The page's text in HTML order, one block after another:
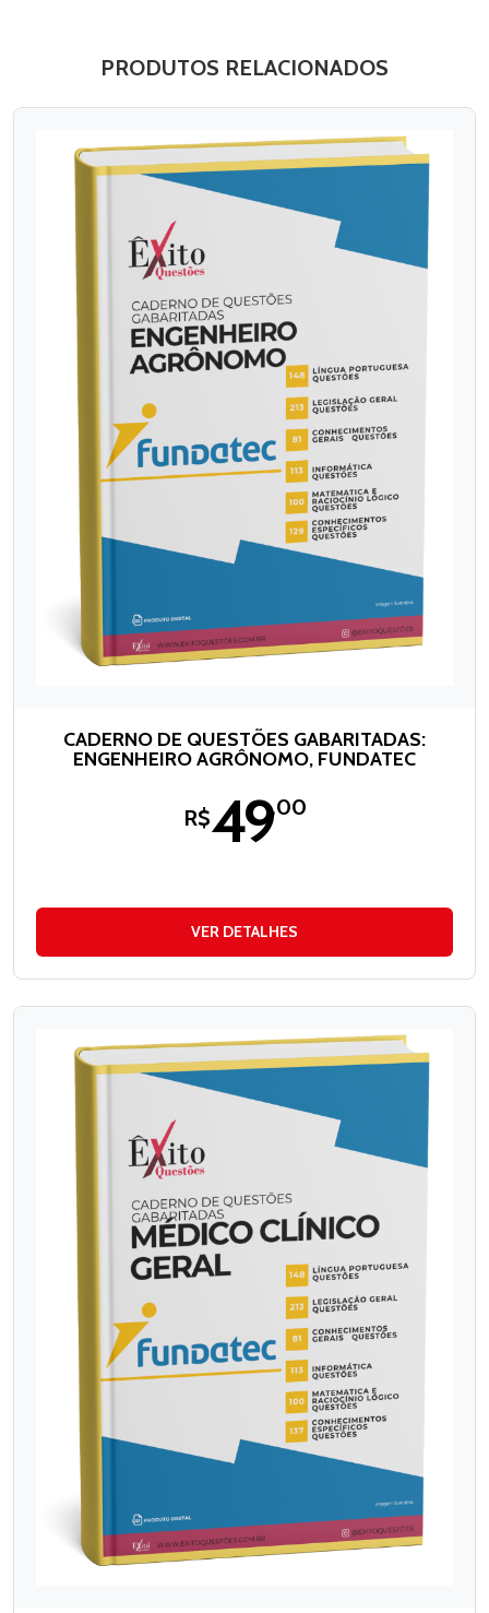
PRODUTOS RELACIONADOS
CADERNO DE QUESTÕES GABARITADAS:
ENGENHEIRO AGRÔNOMO, FUNDATEC
R$49,00
VER DETALHES